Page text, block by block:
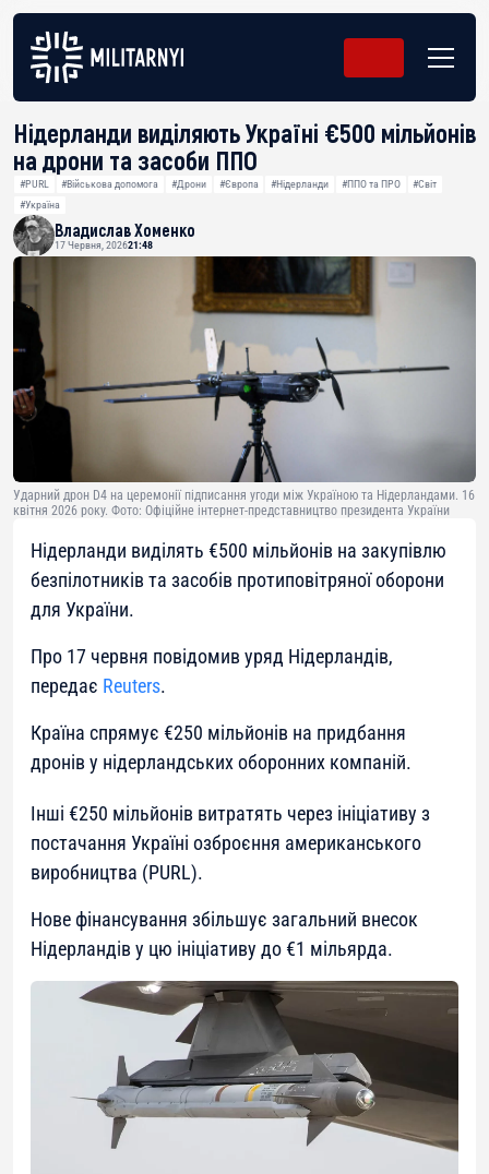
Нідерланди виділяють Україні €500 мільйонів
на дрони та засоби ППО
#PURL #Військова допомога #Дрони #Європа #Нідерланди #ППО та ПРО
#Світ
#Україна
Владислав Хоменко
17 Червня, 202621:48
Ударний дрон D4 на церемонії підписання угоди між Україною та Нідерландами. 16
квітня 2026 року. Фото: Офіційне інтернет-представництво президента України
Нідерланди виділять €500 мільйонів на закупівлю
безпілотників та засобів протиповітряної оборони
для України.
Про 17 червня повідомив уряд Нідерландів,
передає Reuters.
Країна спрямує €250 мільйонів на придбання
дронів у нідерландських оборонних компаній.
Інші €250 мільйонів витратять через ініціативу з
постачання Україні озброєння американського
виробництва (PURL).
Нове фінансування збільшує загальний внесок
Нідерландів у цю ініціативу до €1 мільярда.